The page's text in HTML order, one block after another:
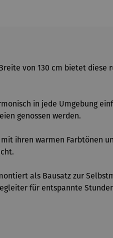
von 130 cm bietet diese
in jede Umgebung
genossen werden.
ihren warmen Farbtönen
als Bausatz zur
für entspannte